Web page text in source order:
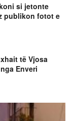
si jetonte
publikon fotot e
të Vjosa
Enveri